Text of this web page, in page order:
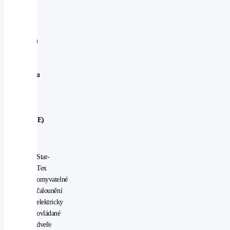
modelu
Švédsku
ACTIVE)
Star-
Tex
omyvatelné
čalounění
elektricky
ovládané
dveře